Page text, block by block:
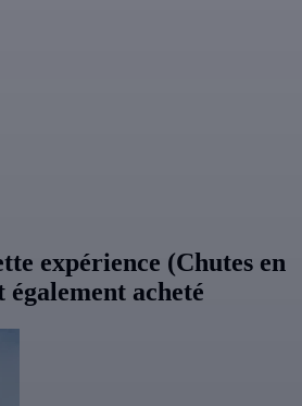
expérience (Chutes en
acheté